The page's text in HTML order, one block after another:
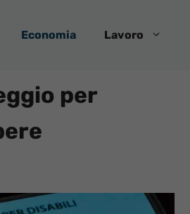
Economia Lavoro
per